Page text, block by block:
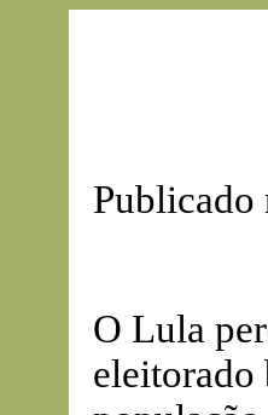
Publicado
O Lula
eleitorado